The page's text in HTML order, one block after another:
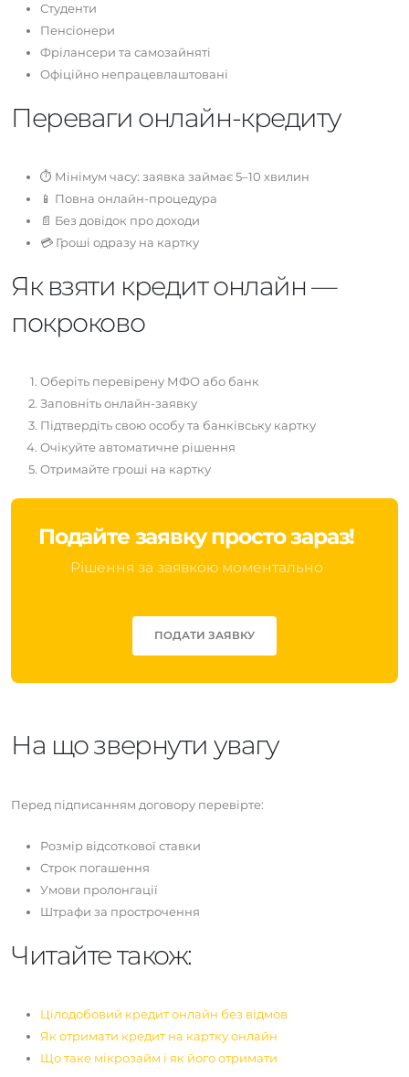
Студенти
Пенсіонери
Фрілансери та самозайняті
Офіційно непрацевлаштовані
Переваги онлайн-кредиту
⏱️ Мінімум часу: заявка займає 5–10 хвилин
📱 Повна онлайн-процедура
📄 Без довідок про доходи
💳 Гроші одразу на картку
Як взяти кредит онлайн —
покроково
Оберіть перевірену МФО або банк
Заповніть онлайн-заявку
Підтвердіть свою особу та банківську картку
Очікуйте автоматичне рішення
Отримайте гроші на картку
Подайте заявку просто зараз!
Рішення за заявкою моментально
ПОДАТИ ЗАЯВКУ
На що звернути увагу
Перед підписанням договору перевірте:
Розмір відсоткової ставки
Строк погашення
Умови пролонгації
Штрафи за прострочення
Читайте також:
Цілодобовий кредит онлайн без відмов
Як отримати кредит на картку онлайн
Що таке мікрозайм і як його отримати